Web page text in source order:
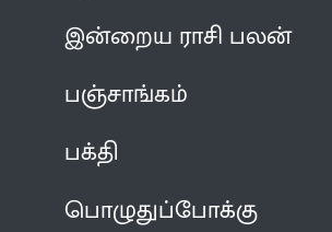
இன்றைய ராசி பலன்
பஞ்சாங்கம்
பக்தி
பொழுதுப்போக்கு